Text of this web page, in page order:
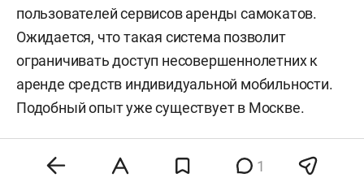
пользователей сервисов аренды самокатов.
Ожидается, что такая система позволит
ограничивать доступ несовершеннолетних к
аренде средств индивидуальной мобильности.
Подобный опыт уже существует в Москве.
на использование электросамокатов. Так, в
1